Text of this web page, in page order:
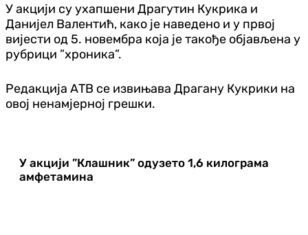
У акцији су ухапшени Драгутин Кукрика и
Данијел Валентић, како је наведено и у првој
вијести од 5. новембра која је такође објављена у
рубрици ”хроника”.
Редакција АТВ се извињава Драгану Кукрики на
овој ненамјерној грешки.
У акцији ”Клашник” одузето 1,6 килограма
амфетамина